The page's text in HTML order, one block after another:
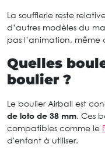
La soufflerie reste
d’autres modèles du
pas l’animation,
Quelles
boulier ?
Le boulier Airball est
de loto de 38 mm. Ces
compatibles comme le
d'enfant à utiliser.